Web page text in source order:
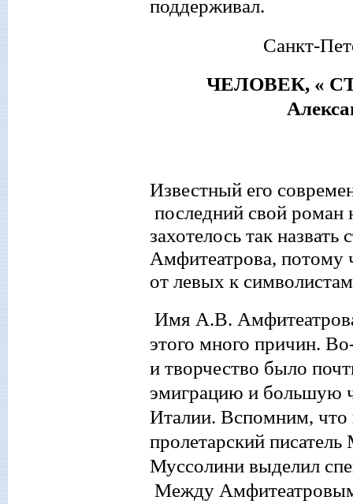
поддерживал.
Санкт-
ЧЕЛОВЕК, «
Александр
Известный его
последний свой
захотелось так
Амфитеатрова, потому
от левых к
Имя А.В.
этого много причин.
и творчество было
эмиграцию и большую
Италии. Вспомним, что
пролетарский
Муссолини выделил
Между Амфитеатровым